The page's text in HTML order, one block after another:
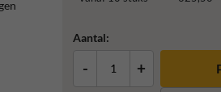
Aantal:
- +